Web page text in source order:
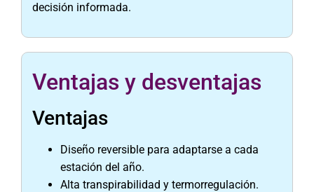
decisión informada.
Ventajas y desventajas
Ventajas
Diseño reversible para adaptarse a cada
estación del año.
Alta transpirabilidad y termorregulación.